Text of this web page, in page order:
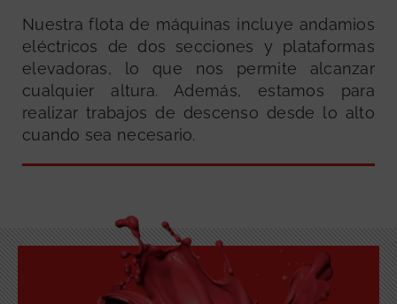
Nuestra flota de máquinas incluye andamios
eléctricos de dos secciones y plataformas
elevadoras, lo que nos permite alcanzar
cualquier altura. Además, estamos para
realizar trabajos de descenso desde lo alto
cuando sea necesario.